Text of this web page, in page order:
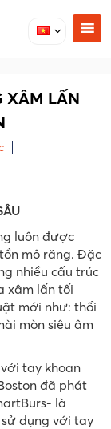
XÂM LẤN
luôn được
mô răng. Đặc
nhiều cấu trúc
xâm lấn tối
mới như: thổi
mòn siêu âm
tay khoan
đã phát
là
dụng với tay